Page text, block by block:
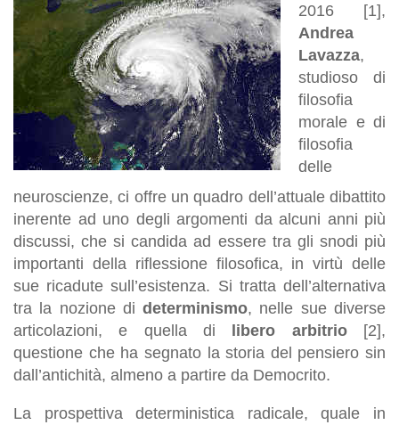
2016 [1],
Andrea
Lavazza,
studioso di
filosofia
morale e di
filosofia
delle
neuroscienze, ci offre un quadro dell’attuale dibattito
inerente ad uno degli argomenti da alcuni anni più
discussi, che si candida ad essere tra gli snodi più
importanti della riflessione filosofica, in virtù delle
sue ricadute sull’esistenza. Si tratta dell’alternativa
tra la nozione dideterminismo, nelle sue diverse
articolazioni, e quella di libero arbitrio[2],
questione che ha segnato la storia del pensiero sin
dall’antichità, almeno a partire da Democrito.
La prospettiva deterministica radicale, quale in